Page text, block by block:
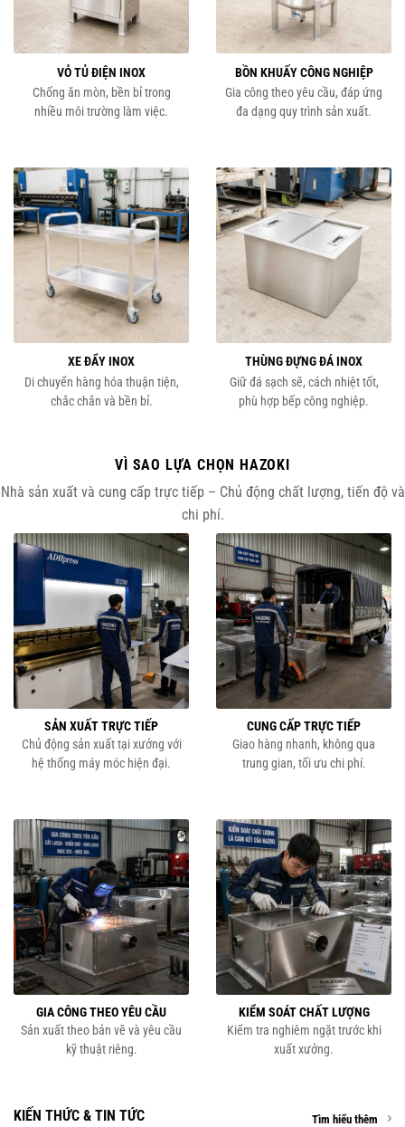
VỎ TỦ ĐIỆN INOX
Chống ăn mòn, bền bỉ trong
nhiều môi trường làm việc.
BỒN KHUẤY CÔNG NGHIỆP
Gia công theo yêu cầu, đáp ứng
đa dạng quy trình sản xuất.
XE ĐẨY INOX
Di chuyển hàng hóa thuận tiện,
chắc chắn và bền bỉ.
THÙNG ĐỰNG ĐÁ INOX
Giữ đá sạch sẽ, cách nhiệt tốt,
phù hợp bếp công nghiệp.
VÌ SAO LỰA CHỌN HAZOKI
Nhà sản xuất và cung cấp trực tiếp – Chủ động chất lượng, tiến độ và
chi phí.
SẢN XUẤT TRỰC TIẾP
Chủ động sản xuất tại xưởng với
hệ thống máy móc hiện đại.
CUNG CẤP TRỰC TIẾP
Giao hàng nhanh, không qua
trung gian, tối ưu chi phí.
GIA CÔNG THEO YÊU CẦU
Sản xuất theo bản vẽ và yêu cầu
kỹ thuật riêng.
KIỂM SOÁT CHẤT LƯỢNG
Kiểm tra nghiêm ngặt trước khi
xuất xưởng.
KIẾN THỨC & TIN TỨC Tìm hiểu thêm